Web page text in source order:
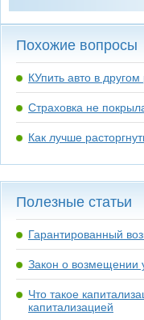
Похожие вопросы
КУпить авто в другом
Страховка не
Как лучше
Полезные статьи
Гарантированный
Закон о возмещении
Что такое
капитализацией